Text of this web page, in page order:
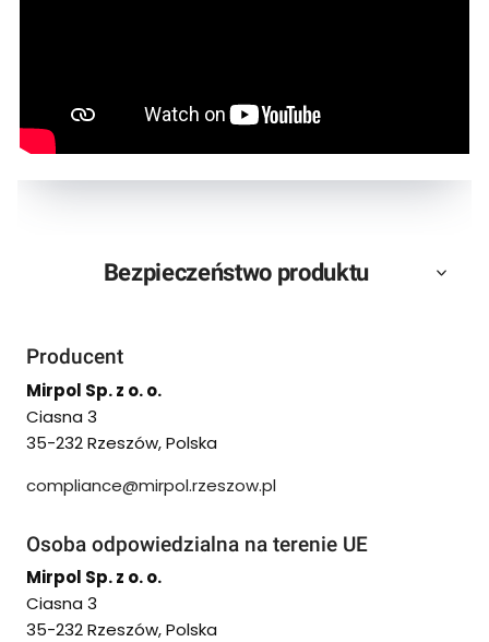
Bezpieczeństwo produktu
Producent
Mirpol Sp. z o. o.
Ciasna 3
35-232 Rzeszów, Polska
compliance@mirpol.rzeszow.pl
Osoba odpowiedzialna na terenie UE
Mirpol Sp. z o. o.
Ciasna 3
35-232 Rzeszów, Polska